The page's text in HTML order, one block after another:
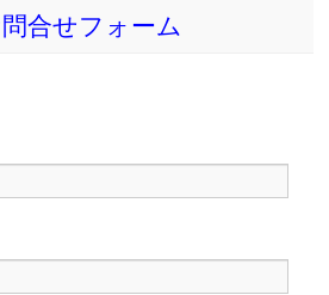
合せフォーム